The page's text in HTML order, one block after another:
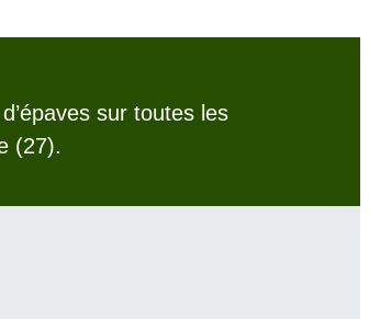
sur toutes les
(27).